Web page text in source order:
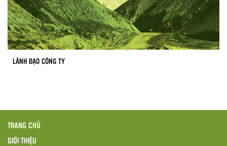
LÃNH ĐẠO CÔNG TY
TRANG CHỦ
GIỚI THIỆU